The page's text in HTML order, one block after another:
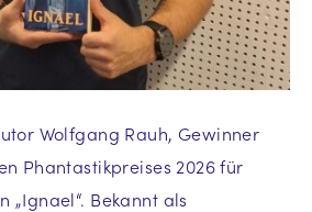
Wolfgang Rauh, Gewinner
Phantastikpreises 2026 für
„Ignael“. Bekannt als